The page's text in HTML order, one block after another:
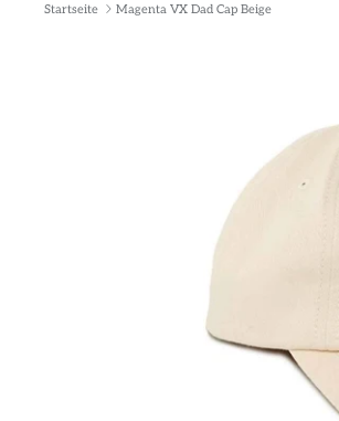
Startseite Magenta VX Dad Cap Beige